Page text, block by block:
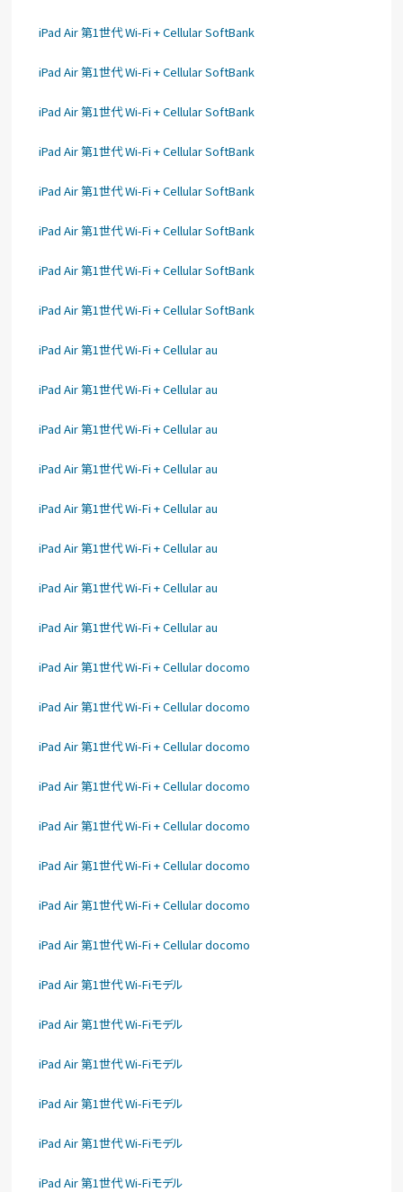
iPad Air 第1世代 Wi-Fi + Cellular SoftBank
iPad Air 第1世代 Wi-Fi + Cellular SoftBank
iPad Air 第1世代 Wi-Fi + Cellular SoftBank
iPad Air 第1世代 Wi-Fi + Cellular SoftBank
iPad Air 第1世代 Wi-Fi + Cellular SoftBank
iPad Air 第1世代 Wi-Fi + Cellular SoftBank
iPad Air 第1世代 Wi-Fi + Cellular SoftBank
iPad Air 第1世代 Wi-Fi + Cellular SoftBank
iPad Air 第1世代 Wi-Fi + Cellular au
iPad Air 第1世代 Wi-Fi + Cellular au
iPad Air 第1世代 Wi-Fi + Cellular au
iPad Air 第1世代 Wi-Fi + Cellular au
iPad Air 第1世代 Wi-Fi + Cellular au
iPad Air 第1世代 Wi-Fi + Cellular au
iPad Air 第1世代 Wi-Fi + Cellular au
iPad Air 第1世代 Wi-Fi + Cellular au
iPad Air 第1世代 Wi-Fi + Cellular docomo
iPad Air 第1世代 Wi-Fi + Cellular docomo
iPad Air 第1世代 Wi-Fi + Cellular docomo
iPad Air 第1世代 Wi-Fi + Cellular docomo
iPad Air 第1世代 Wi-Fi + Cellular docomo
iPad Air 第1世代 Wi-Fi + Cellular docomo
iPad Air 第1世代 Wi-Fi + Cellular docomo
iPad Air 第1世代 Wi-Fi + Cellular docomo
iPad Air 第1世代 Wi-Fiモデル
iPad Air 第1世代 Wi-Fiモデル
iPad Air 第1世代 Wi-Fiモデル
iPad Air 第1世代 Wi-Fiモデル
iPad Air 第1世代 Wi-Fiモデル
iPad Air 第1世代 Wi-Fiモデル